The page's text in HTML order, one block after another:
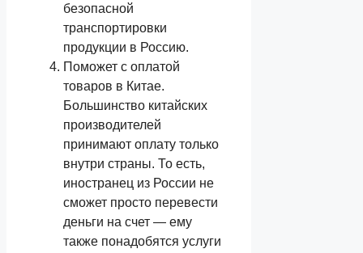
безопасной
транспортировки
продукции в Россию.
Поможет с оплатой
товаров в Китае.
Большинство китайских
производителей
принимают оплату только
внутри страны. То есть,
иностранец из России не
сможет просто перевести
деньги на счет — ему
также понадобятся услуги